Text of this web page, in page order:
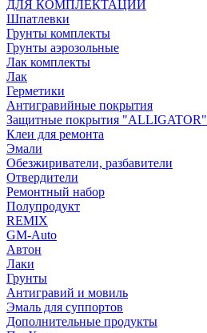
ДЛЯ КОМПЛЕКТАЦИИ
Шпатлевки
Грунты комплекты
Грунты аэрозольные
Лак комплекты
Лак
Герметики
Антигравийные покрытия
Защитные покрытия "ALLIGATOR"
Клеи для ремонта
Эмали
Обезжириватели, разбавители
Отвердители
Ремонтный набор
Полупродукт
REMIX
GM-Auto
Автон
Лаки
Грунты
Антигравий и мовиль
Эмаль для суппортов
Дополнительные продукты